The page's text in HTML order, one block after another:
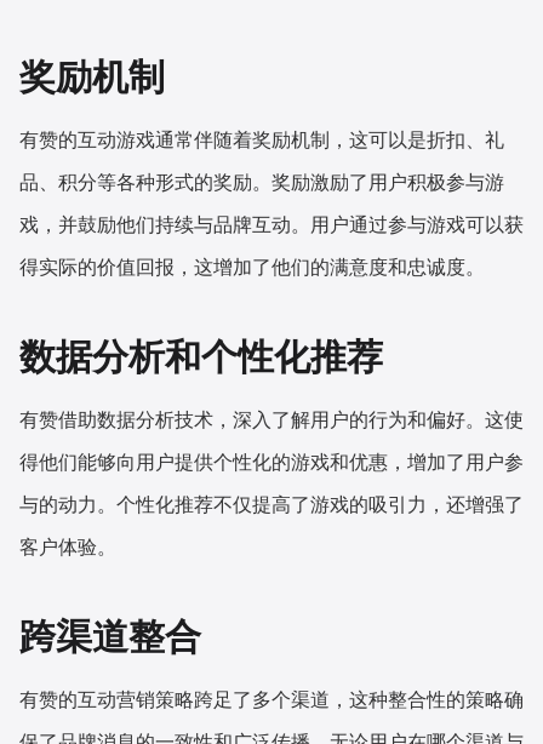
奖励机制
有赞的互动游戏通常伴随着奖励机制，这可以是折扣、礼
品、积分等各种形式的奖励。奖励激励了用户积极参与游
戏，并鼓励他们持续与品牌互动。用户通过参与游戏可以获
得实际的价值回报，这增加了他们的满意度和忠诚度。
数据分析和个性化推荐
有赞借助数据分析技术，深入了解用户的行为和偏好。这使
得他们能够向用户提供个性化的游戏和优惠，增加了用户参
与的动力。个性化推荐不仅提高了游戏的吸引力，还增强了
客户体验。
跨渠道整合
有赞的互动营销策略跨足了多个渠道，这种整合性的策略确